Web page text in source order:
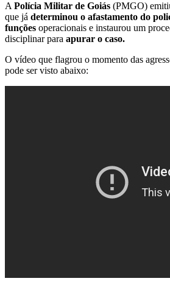
A Polícia Militar de Goiás (PMGO)
que já determinou o afastamento do
funções operacionais e instaurou um
disciplinar para apurar o caso.
O vídeo que flagrou o momento das
pode ser visto abaixo: